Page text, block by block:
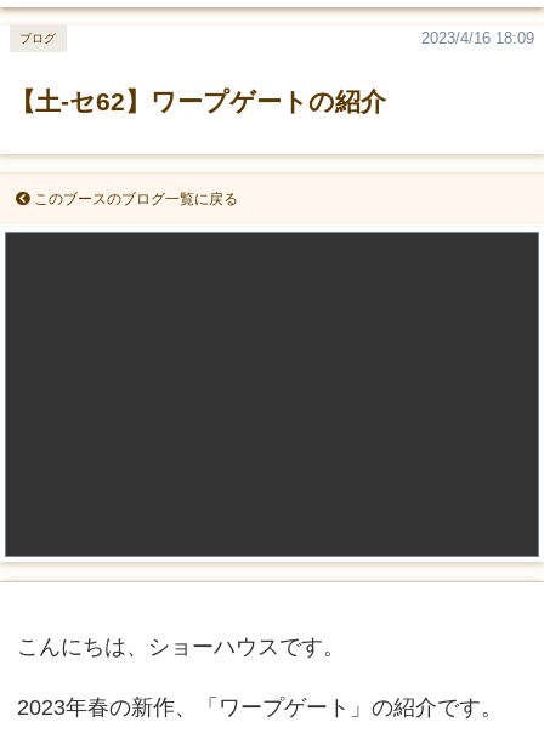
【土-セ62】ワープゲートの紹介
2023/4/16 18:09
ブログ
このブースのブログ一覧に戻る
こんにちは、ショーハウスです。
2023年春の新作、「ワープゲート」の紹介です。